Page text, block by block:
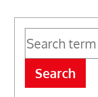
Search